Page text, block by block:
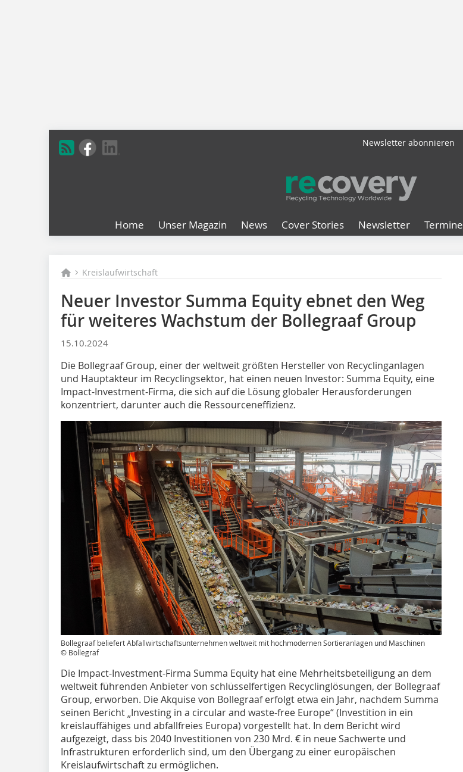
Newsletter abonnieren
Home Unser Magazin News Cover Stories Newsletter Termine
Kreislaufwirtschaft
Neuer Investor Summa Equity ebnet den Weg
für weiteres Wachstum der Bollegraaf Group
15.10.2024
Die Bollegraaf Group, einer der weltweit größten Hersteller von Recyclinganlagen
und Hauptakteur im Recyclingsektor, hat einen neuen Investor: Summa Equity, eine
Impact-Investment-Firma, die sich auf die Lösung globaler Herausforderungen
konzentriert, darunter auch die Ressourceneffizienz.
Bollegraaf beliefert Abfallwirtschaftsunternehmen weltweit mit hochmodernen Sortieranlagen und Maschinen
© Bollegraf
Die Impact-Investment-Firma Summa Equity hat eine Mehrheitsbeteiligung an dem
weltweit führenden Anbieter von schlüsselfertigen Recyclinglösungen, der Bollegraaf
Group, erworben. Die Akquise von Bollegraaf erfolgt etwa ein Jahr, nachdem Summa
seinen Bericht „Investing in a circular and waste-free Europe“ (Investition in ein
kreislauffähiges und abfallfreies Europa) vorgestellt hat. In dem Bericht wird
aufgezeigt, dass bis 2040 Investitionen von 230 Mrd. € in neue Sachwerte und
Infrastrukturen erforderlich sind, um den Übergang zu einer europäischen
Kreislaufwirtschaft zu ermöglichen.